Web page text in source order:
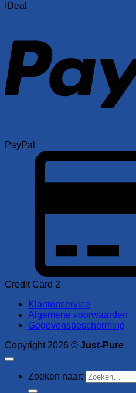
IDeal
PayPal
Credit Card 2
Klantenservice
Algemene voorwaarden
Gegevensbescherming
Copyright 2026 © Just-Pure
Zoeken naar: